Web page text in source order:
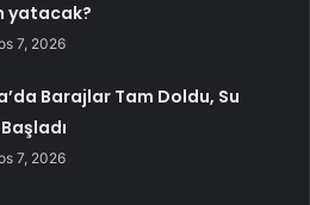
yatacak?
7, 2026
Barajlar Tam Doldu, Su
Başladı
7, 2026